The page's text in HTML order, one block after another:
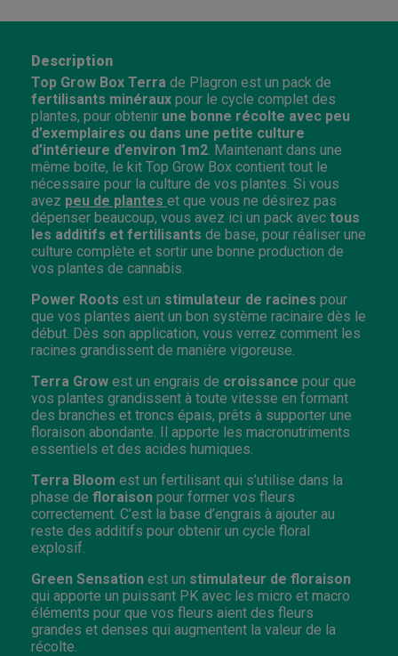
Description
Top Grow Box Terra de Plagron est un pack de
fertilisants minéraux pour le cycle complet des
plantes, pour obtenir une bonne récolte avec peu
d’exemplaires ou dans une petite culture
d’intérieure d’environ 1m2 . Maintenant dans une
même boite, le kit Top Grow Box contient tout le
nécessaire pour la culture de vos plantes. Si vous
avez peu de plantes et que vous ne désirez pas
dépenser beaucoup, vous avez ici un pack avec tous
les additifs et fertilisants de base, pour réaliser une
culture complète et sortir une bonne production de
vos plantes de cannabis.
Power Roots est un stimulateur de racines pour
que vos plantes aient un bon système racinaire dès le
début. Dès son application, vous verrez comment les
racines grandissent de manière vigoreuse.
Terra Grow est un engrais de croissance pour que
vos plantes grandissent à toute vitesse en formant
des branches et troncs épais, prêts à supporter une
floraison abondante. Il apporte les macronutriments
essentiels et des acides humiques.
Terra Bloom est un fertilisant qui s’utilise dans la
phase de floraison pour former vos fleurs
correctement. C’est la base d’engrais à ajouter au
reste des additifs pour obtenir un cycle floral
explosif.
Green Sensation est un stimulateur de floraison
qui apporte un puissant PK avec les micro et macro
éléments pour que vos fleurs aient des fleurs
grandes et denses qui augmentent la valeur de la
récolte.